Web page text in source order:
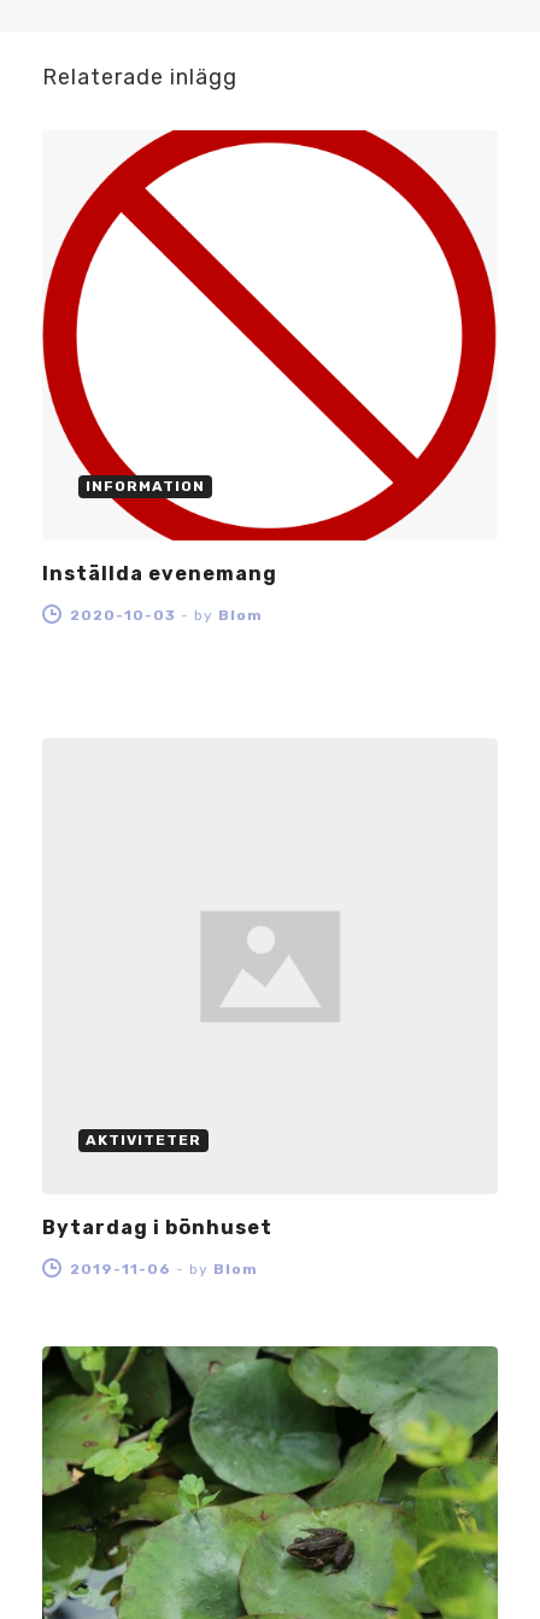
Relaterade inlägg
INFORMATION
Inställda evenemang
2020-10-03 - by Blom
AKTIVITETER
Bytardag i bönhuset
2019-11-06 - by Blom